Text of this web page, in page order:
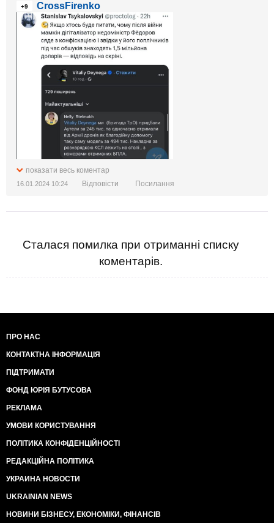
правотворчу діяльність".
Дуже цінні зауваження.
І так майже по всьому тексту - тупо ДОЙОБКИ до
формулювань та дрібні чіпляння.
Якби це жирне ****** хотіло справді прийняти закон -
просто переробили би за 1 день щоб не було за шо
причепитись
+9 CrossFirenko
показати весь коментар
16.01.2024 10:24 Відповісти Посилання
Сталася помилка при отриманні списку
коментарів.
ПРО НАС
КОНТАКТНА ІНФОРМАЦІЯ
ПІДТРИМАТИ
ФОНД ЮРІЯ БУТУСОВА
РЕКЛАМА
УМОВИ КОРИСТУВАННЯ
ПОЛІТИКА КОНФІДЕНЦІЙНОСТІ
РЕДАКЦІЙНА ПОЛІТИКА
УКРАИНА НОВОСТИ
UKRAINIAN NEWS
НОВИНИ БІЗНЕСУ, ЕКОНОМІКИ, ФІНАНСІВ